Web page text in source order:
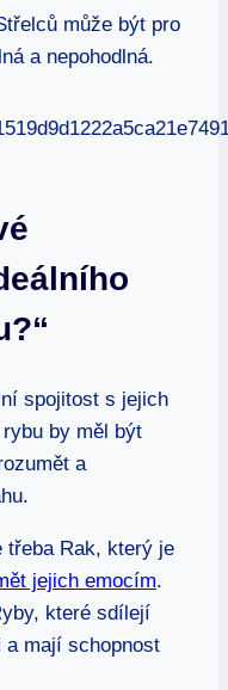
může být pro
a nepohodlná.
spojitost s jejich
by měl být
a
třeba Rak, který je
jejich emocím.
které sdílejí
a mají schopnost